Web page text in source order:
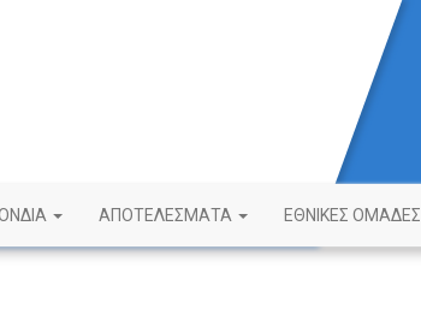
ΑΠΟΤΕΛΕΣΜΑΤΑ ΕΘΝΙΚΕΣ ΟΜΑΔΕΣ